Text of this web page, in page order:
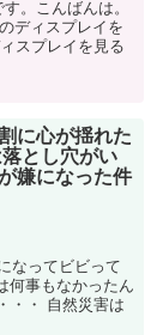
。こんばんは。
ディスプレイを
スプレイを見る
に心が揺れた
とし穴がい
嫌になった件
なってビビって
何事もなかったん
・・ 自然災害は